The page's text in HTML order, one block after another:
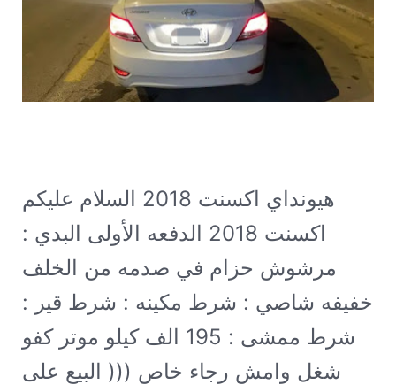
هيونداي اكسنت 2018
السلام عليكم
اكسنت 2018 الدفعه الأولى البدي :
مرشوش حزام في صدمه من الخلف
خفيفه شاصي : شرط مكينه : شرط قير :
شرط ممشى : 195 الف كيلو موتر كفو
شغل وامش رجاء خاص ((( البيع على